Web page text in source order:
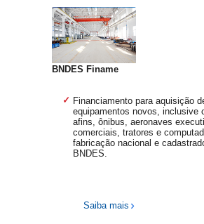
BNDES Finame
Financiamento para aquisição
equipamentos novos, inclusive
afins, ônibus, aeronaves
comerciais, tratores e
fabricação nacional e
BNDES.
Saiba mais